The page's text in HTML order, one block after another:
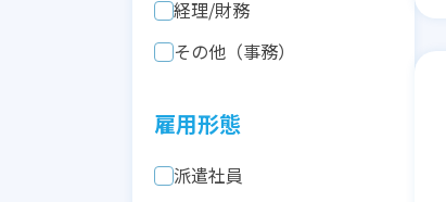
経理/財務
その他（事務）
雇用形態
派遣社員